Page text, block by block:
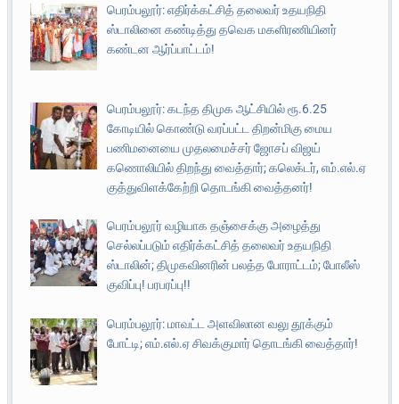
பெரம்பலூர்: எதிர்க்கட்சித் தலைவர் உதயநிதி
ஸ்டாலினை கண்டித்து தவெக மகளிரணியினர்
கண்டன ஆர்ப்பாட்டம்!
பெரம்பலூர்: கடந்த திமுக ஆட்சியில் ரூ.6.25
கோடியில் கொண்டு வரப்பட்ட திறன்மிகு மைய
பணிமனையை முதலமைச்சர் ஜோசப் விஜய்
கணொலியில் திறந்து வைத்தார்; கலெக்டர், எம்.எல்.ஏ
குத்துவிளக்கேற்றி தொடங்கி வைத்தனர்!
பெரம்பலூர் வழியாக தஞ்சைக்கு அழைத்து
செல்லப்படும் எதிர்க்கட்சித் தலைவர் உதயநிதி
ஸ்டாலின்; திமுகவினரின் பலத்த போராட்டம்; போலீஸ்
குவிப்பு! பரபரப்பு!!
பெரம்பலூர்: மாவட்ட அளவிலான வலு தூக்கும்
போட்டி; எம்.எல்.ஏ சிவக்குமார் தொடங்கி வைத்தார்!